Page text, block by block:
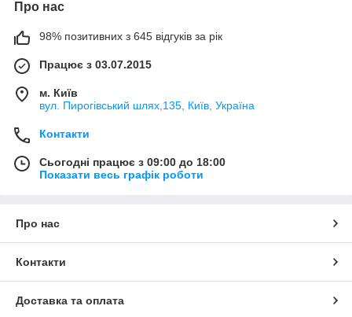
Про нас
98% позитивних з 645 відгуків за рік
Працює з 03.07.2015
м. Київ
вул. Пирогівський шлях,135, Київ, Україна
Контакти
Сьогодні працює з 09:00 до 18:00
Показати весь графік роботи
Про нас
Контакти
Доставка та оплата